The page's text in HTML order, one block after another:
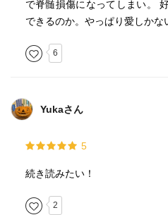
で脊髄損傷になってしまい。
できるのか。やっぱり愛しかな
6
Yukaさん
5
続き読みたい！
2